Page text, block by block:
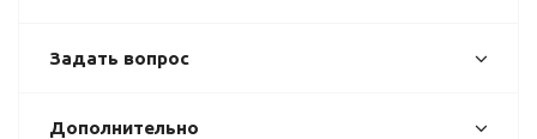
Задать вопрос
Дополнительно